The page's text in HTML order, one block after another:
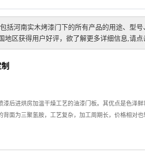
括河南实木烤漆门 下的所有产品的用途、型
区获得用户好评，欲了解更多详细信息,请点
漆后进烘房加温干燥工艺的油漆门板。其优点是色泽
背面为三聚氢胺，工艺复杂，加工周期长，价格相对也